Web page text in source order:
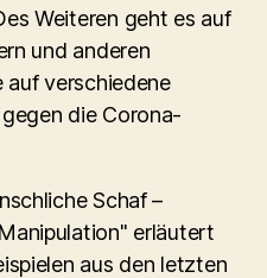
Weiteren geht es auf
und anderen
auf verschiedene
die Corona-
Schaf –
erläutert
aus den letzten